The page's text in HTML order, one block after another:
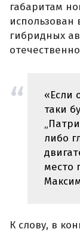
габаритам
использован
гибридных
«Если
таки
либо
место
К слову, в